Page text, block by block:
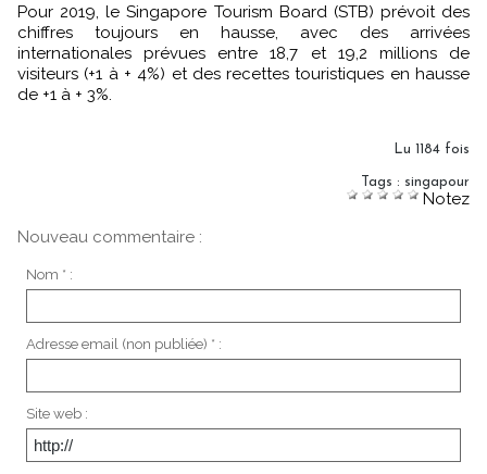
Pour 2019, le Singapore Tourism Board (STB) prévoit des
chiffres toujours en hausse, avec des arrivées
internationales prévues entre 18,7 et 19,2 millions de
visiteurs (+1 à + 4%) et des recettes touristiques en hausse
de +1 à + 3%.
Lu 1184 fois
Tags : singapour
Notez
Nouveau commentaire :
Nom * :
Adresse email (non publiée) * :
Site web :